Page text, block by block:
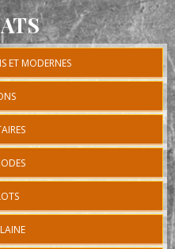
ET MODERNES